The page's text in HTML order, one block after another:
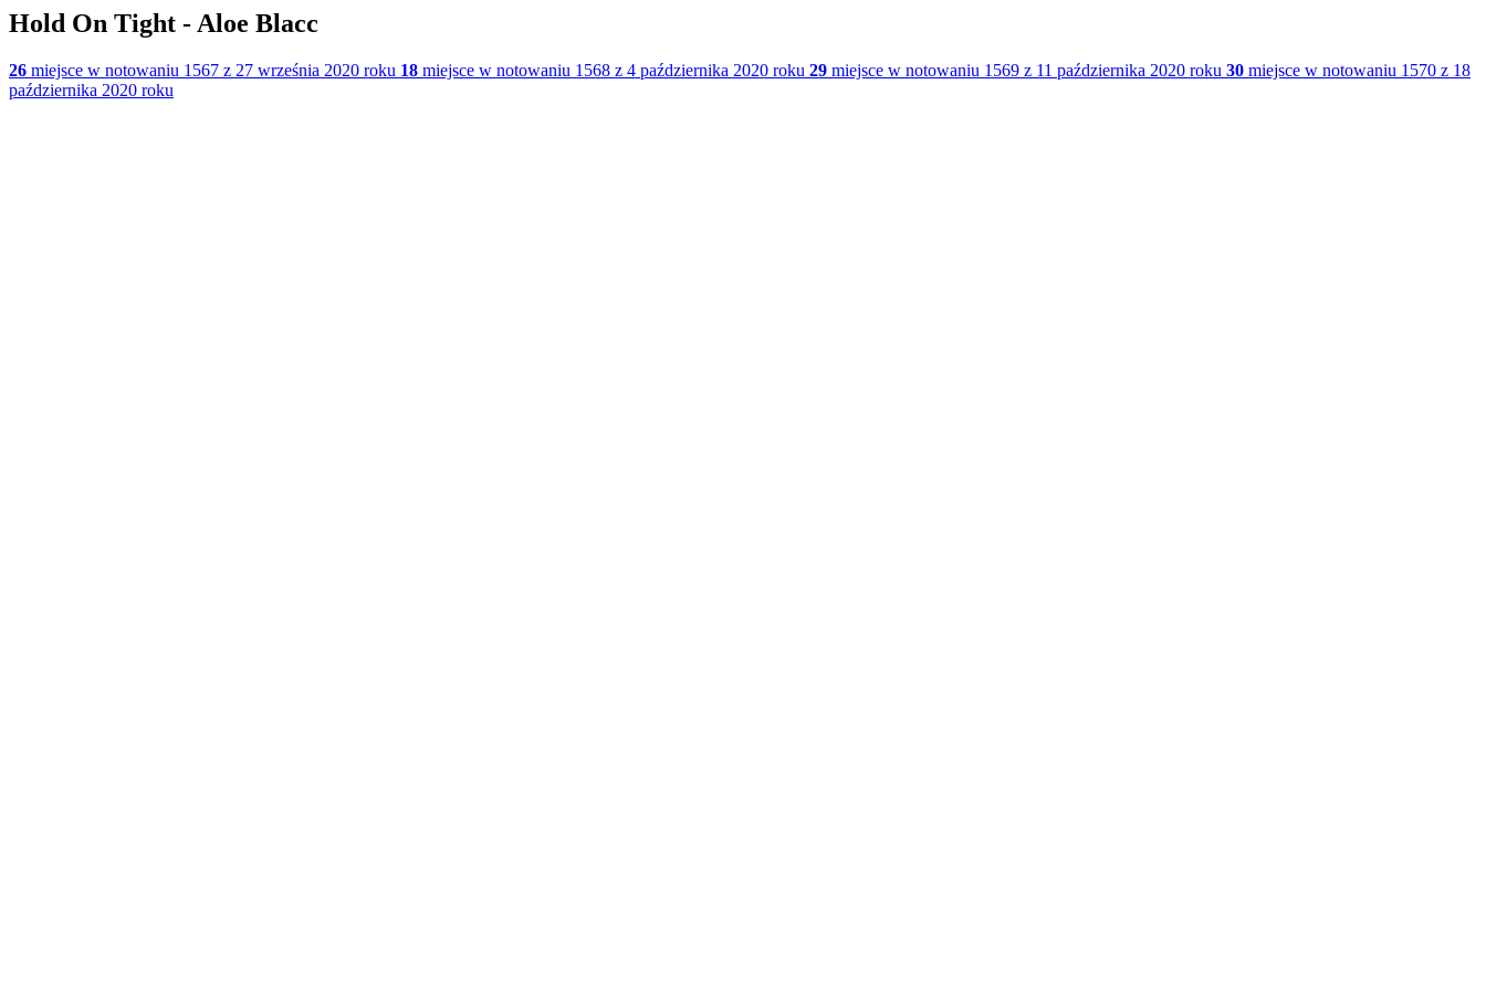
Hold On Tight - Aloe Blacc
26 miejsce w notowaniu 1567 z 27 września 2020 roku 18 miejsce w notowaniu 1568 z 4 października 2020 roku 29 miejsce w notowaniu 1569 z 11 października 2020 roku 30 miejsce w notowaniu 1570 z 18
października 2020 roku